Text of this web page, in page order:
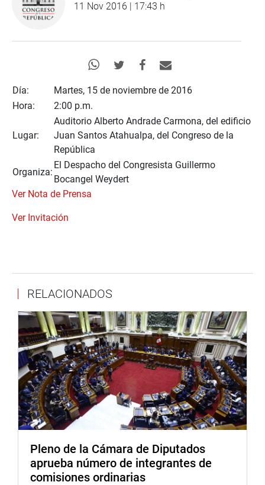
11 Nov 2016 | 17:43 h
Día:
Martes, 15 de noviembre de 2016
Hora:
2:00 p.m.
Lugar:
Auditorio Alberto Andrade Carmona, del edificio
Juan Santos Atahualpa, del Congreso de la
República
Organiza:
El Despacho del Congresista Guillermo
Bocangel Weydert
Ver Nota de Prensa
Ver Invitación
RELACIONADOS
Pleno de la Cámara de Diputados
aprueba número de integrantes de
comisiones ordinarias